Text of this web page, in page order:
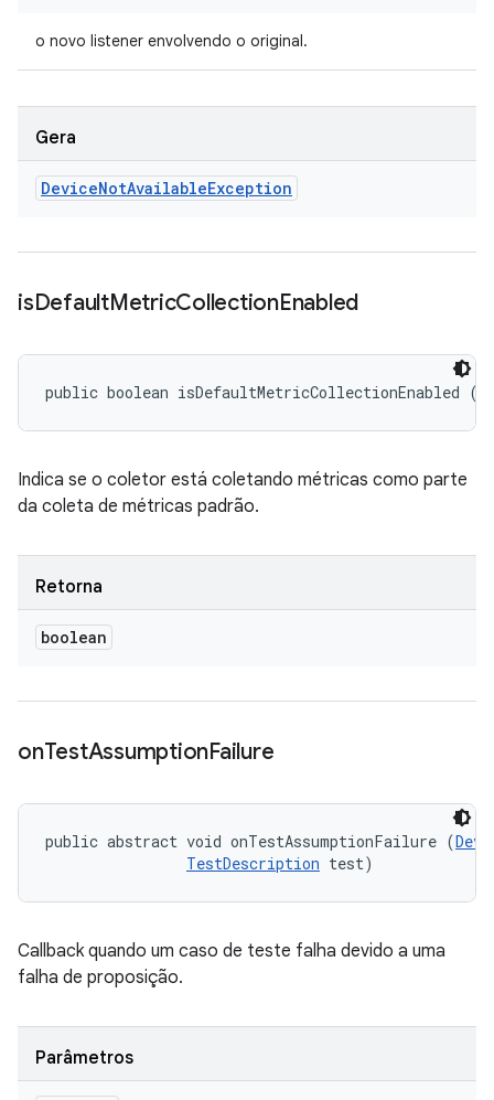
o novo listener envolvendo o original.
Gera
DeviceNotAvailableException
isDefaultMetricCollectionEnabled
public boolean isDefaultMetricCollectionEnabled ()
Indica se o coletor está coletando métricas como parte
da coleta de métricas padrão.
Retorna
boolean
onTestAssumptionFailure
public abstract void onTestAssumptionFailure (
TestDescription test)
Callback quando um caso de teste falha devido a uma
falha de proposição.
Parâmetros